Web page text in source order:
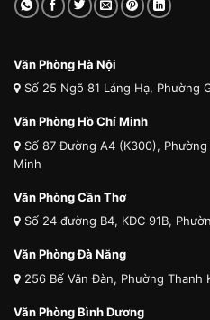
Văn Phòng Hà Nội
Số 25 Ngõ 81 Láng Hạ, Phường
Văn Phòng Hồ Chí Minh
Số 87 Đường A4 (K300),
Minh
Văn Phòng Cần Thơ
Số 24 đường B4, KDC 91B,
Văn Phòng Đà Nẵng
256 Bế Văn Đàn, Phường Thanh
Văn Phòng Bình Dương